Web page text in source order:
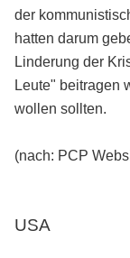
der
hatten darum
Linderung der
Leute" beitragen
wollen sollten.
(nach: PCP
USA